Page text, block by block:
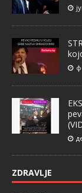
ZDRAVLJE